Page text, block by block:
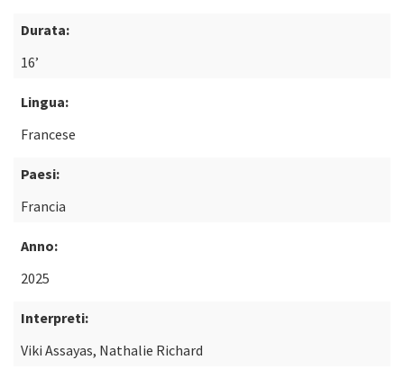
Durata:
16’
Lingua:
Francese
Paesi:
Francia
Anno:
2025
Interpreti:
Viki Assayas, Nathalie Richard